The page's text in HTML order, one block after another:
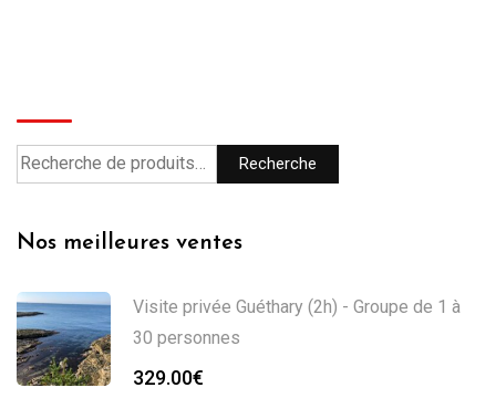
Recherche
Nos meilleures ventes
Visite privée Guéthary (2h) - Groupe de 1 à
30 personnes
329.00€